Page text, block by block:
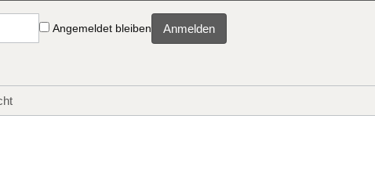
Angemeldet bleiben Anmelden